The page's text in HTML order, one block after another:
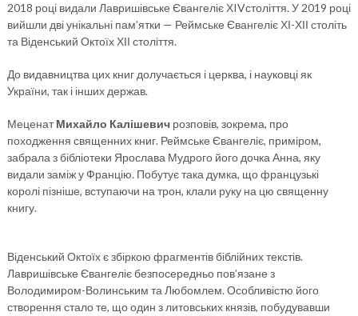
2018 році видали Лавришівське Євангеліє ХIVстоліття. У 2019 році
вийшли дві унікальні пам’ятки — Реймське Євангеліє ХІ-ХІІ століть
та Віденський Октоїх ХІІ століття.
До видавництва цих книг долучається і церква, і науковці як
України, так і інших держав.
МеценатМихайло Калішевич розповів, зокрема, про
походження священних книг. Реймське Євангеліє, приміром,
забрала з бібліотеки Ярослава Мудрого його дочка Анна, яку
видали заміж у Францію. Побутує така думка, що французькі
королі пізніше, вступаючи на трон, клали руку на цю священну
книгу.
Віденський Октоїх є збіркою фрагментів біблійних текстів.
Лавришівське Євангеліє безпосередньо пов’язане з
Володимиром-Волинським та Любомлем. Особливістю його
створення стало те, що один з литовських князів, побудувавши